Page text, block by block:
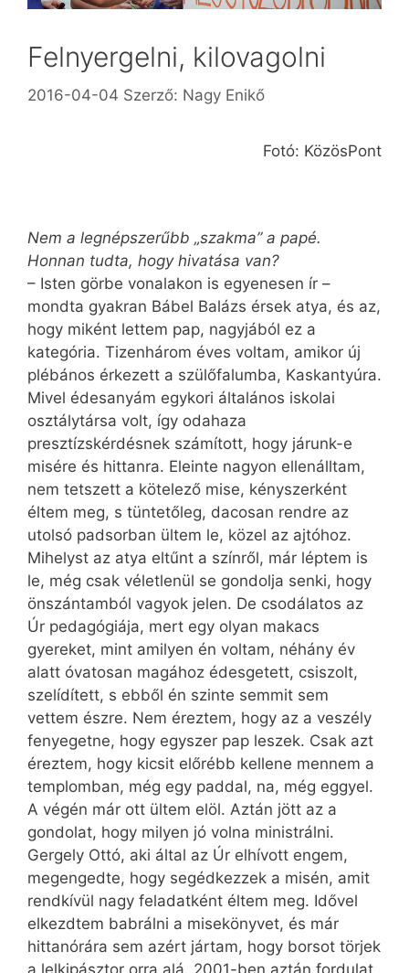
Felnyergelni, kilovagolni
2016-04-04 Szerző: Nagy Enikő
Fotó: KözösPont
Nem a legnépszerűbb „szakma” a papé.
Honnan tudta, hogy hivatása van?
– Isten görbe vonalakon is egyenesen ír –
mondta gyakran Bábel ­Balázs érsek atya, és az,
hogy miként lettem pap, nagyjából ez a
kategória. Tizenhárom éves voltam, amikor új
plébános érkezett a szülőfalumba, Kaskantyúra.
Mivel édesanyám egykori általános iskolai
osztálytársa volt, így odahaza
presztízskérdésnek számított, hogy járunk-e
misére és hittanra. Eleinte nagyon ellenálltam,
nem tetszett a kötelező mise, kényszerként
éltem meg, s tüntetőleg, dacosan rendre az
utolsó padsorban ültem le, közel az ajtóhoz.
Mihelyst az atya eltűnt a színről, már léptem is
le, még csak véletlenül se gondolja senki, hogy
önszántamból vagyok jelen. De csodálatos az
Úr pedagógiája, mert egy olyan makacs
gyereket, mint amilyen én voltam, néhány év
alatt óvatosan magához édesgetett, csiszolt,
szelídített, s ebből én szinte semmit sem
vettem észre. Nem éreztem, hogy az a veszély
fenyegetne, hogy egyszer pap leszek. Csak azt
éreztem, hogy kicsit előrébb kellene mennem a
templomban, még egy paddal, na, még eggyel.
A végén már ott ültem elöl. Aztán jött az a
gondolat, hogy milyen jó volna ministrálni.
Gergely Ottó, aki által az Úr elhívott engem,
megengedte, hogy segédkezzek a misén, amit
rendkívül nagy feladatként éltem meg. Idővel
elkezdtem babrálni a misekönyvet, és már
hittanórára sem azért jártam, hogy borsot törjek